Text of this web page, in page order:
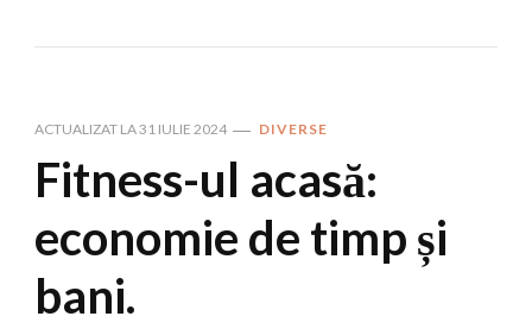
ACTUALIZAT LA31 IULIE 2024 DIVERSE
Fitness-ul acasă:
economie de timp și
bani.